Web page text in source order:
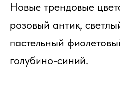
Новые трендовые
розовый антик,
пастельный
голубино-синий.